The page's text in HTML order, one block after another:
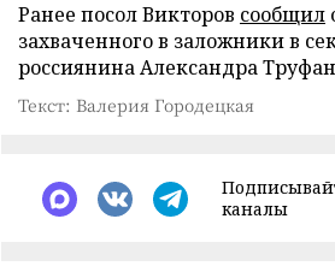
Ранее посол Викторов сообщил
захваченного в заложники в
россиянина Александра
Текст: Валерия Городецкая
каналы